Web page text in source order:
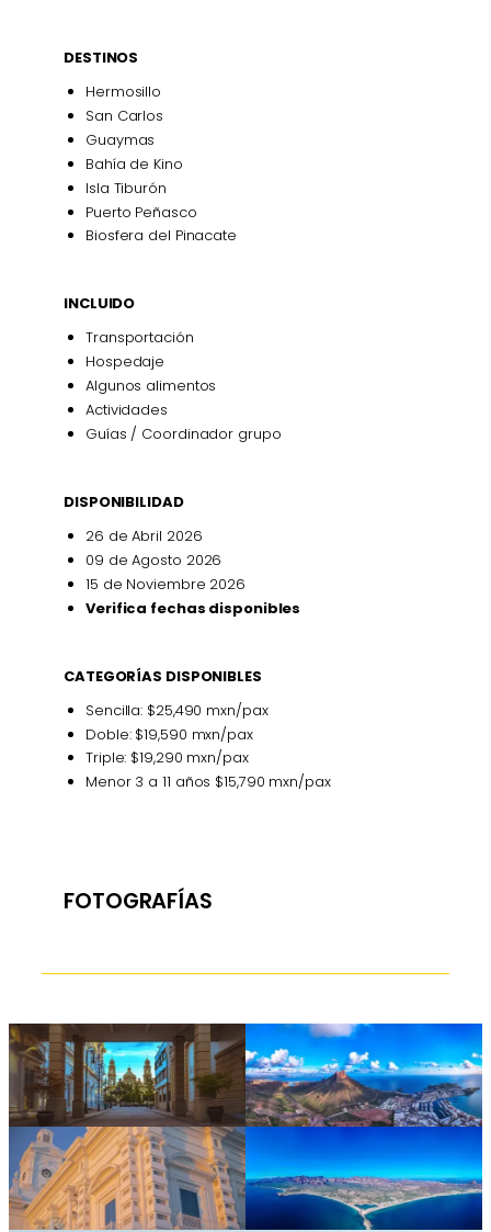
DESTINOS
Hermosillo
San Carlos
Guaymas
Bahía de Kino
Isla Tiburón
Puerto Peñasco
Biosfera del Pinacate
INCLUIDO
Transportación
Hospedaje
Algunos alimentos
Actividades
Guías / Coordinador grupo
DISPONIBILIDAD
26 de Abril 2026
09 de Agosto 2026
15 de Noviembre 2026
Verifica fechas disponibles
CATEGORÍAS DISPONIBLES
Sencilla: $25,490 mxn/pax
Doble: $19,590 mxn/pax
Triple: $19,290 mxn/pax
Menor 3 a 11 años $15,790 mxn/pax
FOTOGRAFÍAS